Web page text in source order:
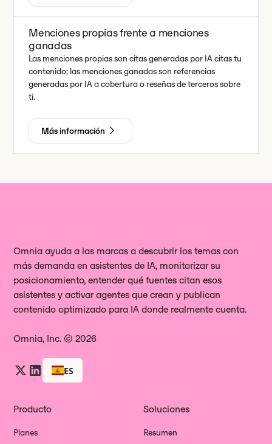
Menciones propias frente a menciones
ganadas
Las menciones propias son citas generadas por IA citas tu
contenido; las menciones ganadas son referencias
generadas por IA a cobertura o reseñas de terceros sobre
ti.
Más información
Omnia ayuda a las marcas a descubrir los temas con
más demanda en asistentes de IA, monitorizar su
posicionamiento, entender qué fuentes citan esos
asistentes y activar agentes que crean y publican
contenido optimizado para IA donde realmente cuenta.
Omnia, Inc. © 2026
ES
Producto
Planes
Soluciones
Resumen